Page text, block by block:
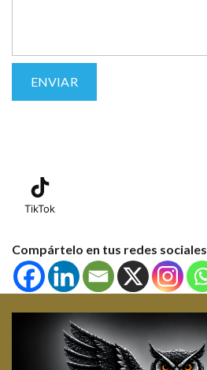
TikTok
Compártelo en tus redes sociales